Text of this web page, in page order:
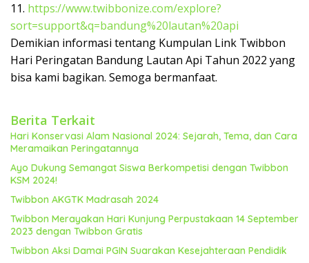
11. https://www.twibbonize.com/explore?
sort=support&q=bandung%20lautan%20api
Demikian informasi tentang Kumpulan Link Twibbon
Hari Peringatan Bandung Lautan Api Tahun 2022 yang
bisa kami bagikan. Semoga bermanfaat.
Berita Terkait
Hari Konservasi Alam Nasional 2024: Sejarah, Tema, dan Cara
Meramaikan Peringatannya
Ayo Dukung Semangat Siswa Berkompetisi dengan Twibbon
KSM 2024!
Twibbon AKGTK Madrasah 2024
Twibbon Merayakan Hari Kunjung Perpustakaan 14 September
2023 dengan Twibbon Gratis
Twibbon Aksi Damai PGIN Suarakan Kesejahteraan Pendidik